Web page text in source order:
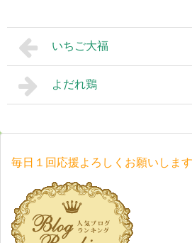
いちご大福
よだれ鶏
毎日１回応援よろしくお願いします